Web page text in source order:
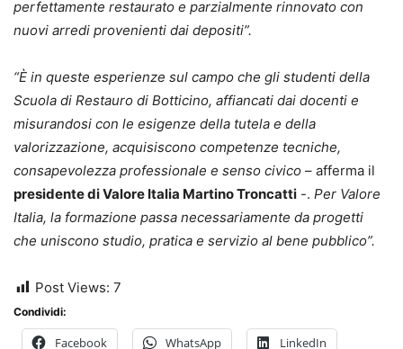
perfettamente restaurato e parzialmente rinnovato con
nuovi arredi provenienti dai depositi”.
“È in queste esperienze sul campo che gli studenti della
Scuola di Restauro di Botticino, affiancati dai docenti e
misurandosi con le esigenze della tutela e della
valorizzazione, acquisiscono competenze tecniche,
consapevolezza professionale e senso civico – afferma il
presidente di Valore Italia Martino Troncatti -. Per Valore
Italia, la formazione passa necessariamente da progetti
che uniscono studio, pratica e servizio al bene pubblico”.
Post Views: 7
Condividi:
Facebook WhatsApp LinkedIn